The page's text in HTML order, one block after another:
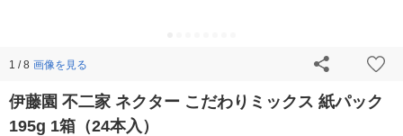
1 / 8 画像を見る
伊藤園 不二家 ネクター こだわりミックス 紙パック
195g 1箱（24本入）